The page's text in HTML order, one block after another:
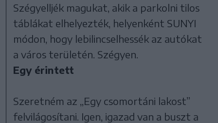
Szégyelljék magukat, akik a parkolni tilos
táblákat elhelyezték, helyenként SUNYI
módon, hogy lebilincselhessék az autókat
a város területén. Szégyen.
Egy érintett
Szeretném az „Egy csomortáni lakost”
felvilágosítani. Igen, igazad van a buszt a